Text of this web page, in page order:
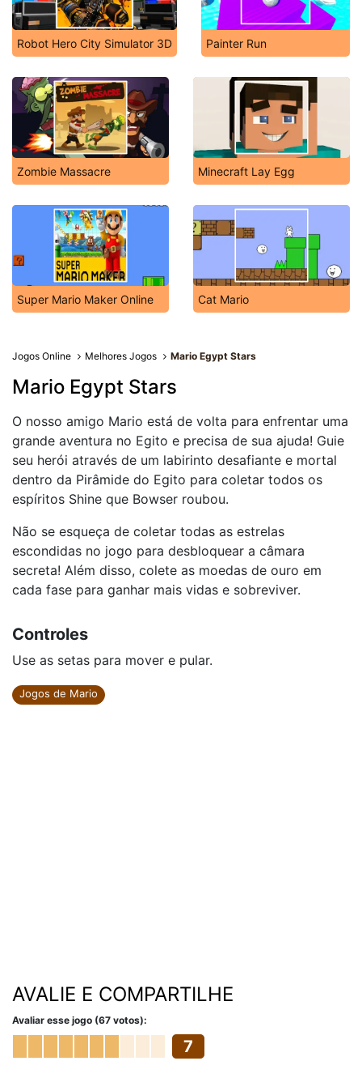
Robot Hero City Simulator 3D Painter Run
Zombie Massacre Minecraft Lay Egg
Super Mario Maker Online Cat Mario
Jogos Online Melhores Jogos Mario Egypt Stars
Mario Egypt Stars
O nosso amigo Mario está de volta para enfrentar uma
grande aventura no Egito e precisa de sua ajuda! Guie
seu herói através de um labirinto desafiante e mortal
dentro da Pirâmide do Egito para coletar todos os
espíritos Shine que Bowser roubou.
Não se esqueça de coletar todas as estrelas
escondidas no jogo para desbloquear a câmara
secreta! Além disso, colete as moedas de ouro em
cada fase para ganhar mais vidas e sobreviver.
Controles
Use as setas para mover e pular.
Jogos de Mario
AVALIE E COMPARTILHE
Avaliar esse jogo (67 votos):
7